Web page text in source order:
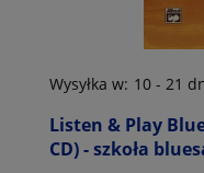
Listen & Play
CD) - szkoła
Wysyłka w: 10 - 21